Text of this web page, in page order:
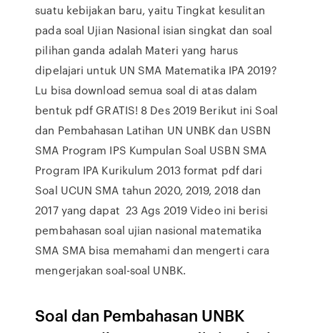
suatu kebijakan baru, yaitu Tingkat kesulitan
pada soal Ujian Nasional isian singkat dan soal
pilihan ganda adalah Materi yang harus
dipelajari untuk UN SMA Matematika IPA 2019?
Lu bisa download semua soal di atas dalam
bentuk pdf GRATIS! 8 Des 2019 Berikut ini Soal
dan Pembahasan Latihan UN UNBK dan USBN
SMA Program IPS Kumpulan Soal USBN SMA
Program IPA Kurikulum 2013 format pdf dari
Soal UCUN SMA tahun 2020, 2019, 2018 dan
2017 yang dapat 23 Ags 2019 Video ini berisi
pembahasan soal ujian nasional matematika
SMA SMA bisa memahami dan mengerti cara
mengerjakan soal-soal UNBK.
Soal dan Pembahasan UNBK